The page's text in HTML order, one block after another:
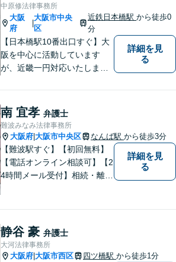
中原修法律事務所
大阪
府
|
大阪市中央
区
近鉄日本橋駅から徒歩0
分
【日本橋駅10番出口すぐ】大
阪を中心に活動しています
が、近畿一円対応いたしま
婚・相続といった身の回りの
トラブルから、刑事・詐欺、
公害・行政事件まであらゆる
問題のご相談を承ります。小
さな悩み事でもお気軽にお問
合わせください。
詳細を見
る
南 宜孝 弁護士
難波みなみ法律事務所
大阪府 大阪市中央区 なんば駅 から徒歩3分
【難波駅すぐ】【初回無料】
【電話オンライン相談可】【2
4時間メール受付】相続・離
身近な弁護士であり続けるよ
う心掛けています。町のお医
者さんにかかる気分でぜひご
詳細を見
る
静谷 豪 弁護士
大河法律事務所
大阪府 大阪市西区 四ツ橋駅 から徒歩1分